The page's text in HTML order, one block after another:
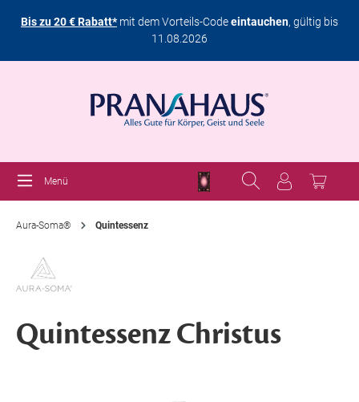
Bis zu 20 € Rabatt*mit dem Vorteils-Codeeintauchen, gültig bis
11.08.2026
Menü
Aura-Soma® Quintessenz
Quintessenz Christus